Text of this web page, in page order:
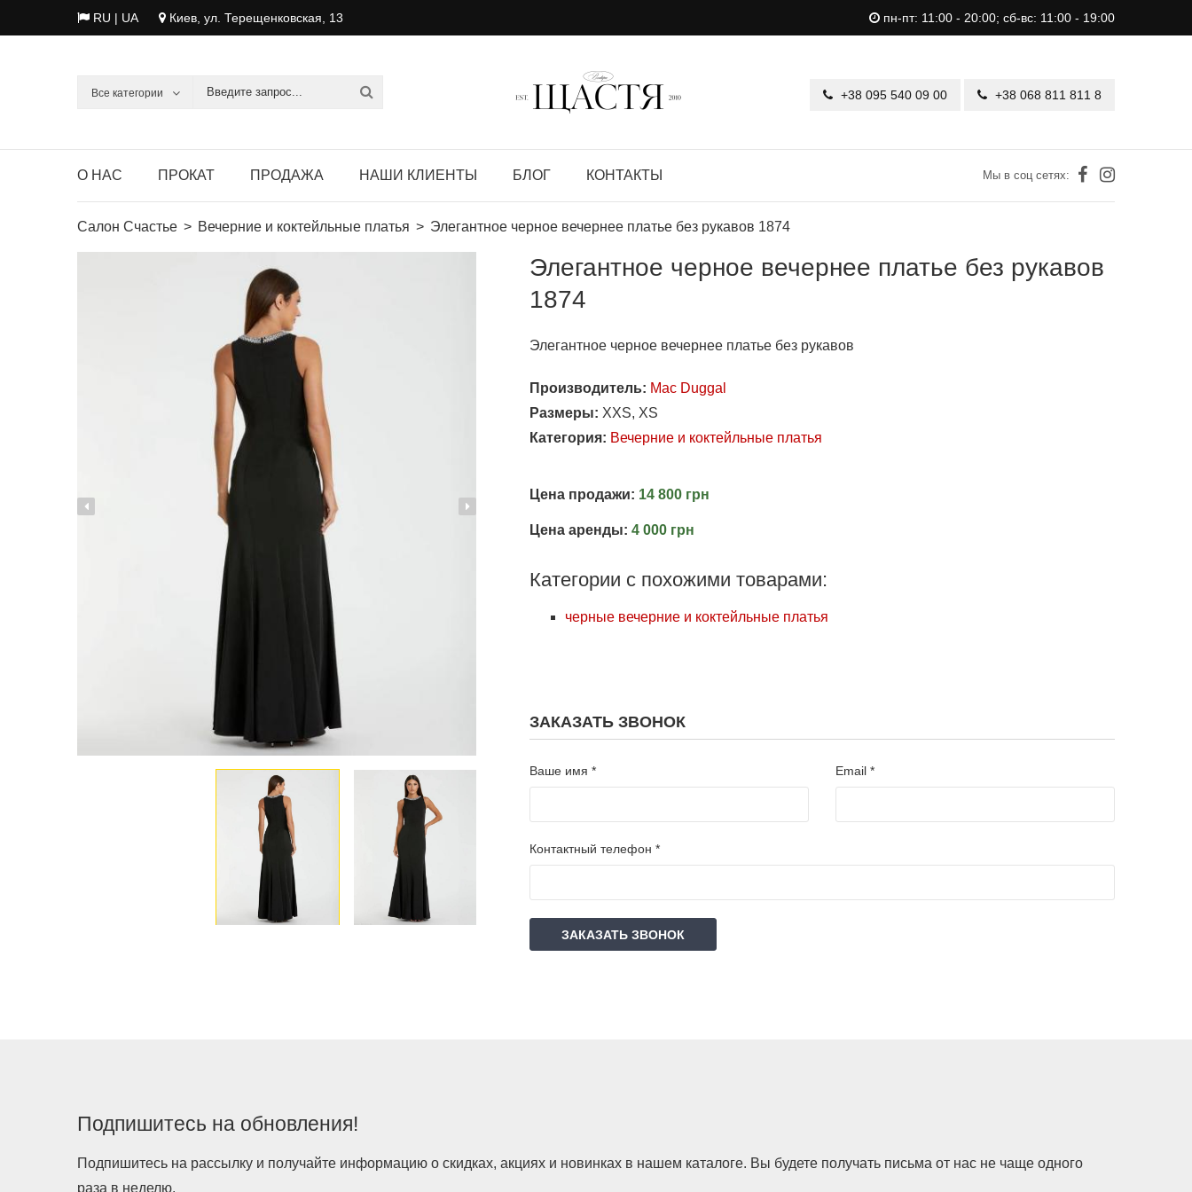
RU | UA Киев, ул. Терещенковская, 13 пн-пт: 11:00 - 20:00; сб-вс: 11:00 - 19:00
Все категории +38 095 540 09 00 +38 068 811 811 8
О НАС ПРОКАТ ПРОДАЖА НАШИ КЛИЕНТЫ БЛОГ КОНТАКТЫ Мы в соц сетях:
Салон Счастье Вечерние и коктейльные платья Элегантное черное вечернее платье без рукавов 1874
Элегантное черное вечернее платье без рукавов
1874
Элегантное черное вечернее платье без рукавов
Производитель: Mac Duggal
Размеры: XXS, XS
Категория: Вечерние и коктейльные платья
Цена продажи: 14 800 грн
Цена аренды: 4 000 грн
Категории с похожими товарами:
черные вечерние и коктейльные платья
ЗАКАЗАТЬ ЗВОНОК
Ваше имя * Email *
Контактный телефон *
ЗАКАЗАТЬ ЗВОНОК
Подпишитесь на обновления!
Подпишитесь на рассылку и получайте информацию о скидках, акциях и новинках в нашем каталоге. Вы будете получать письма от нас не чаще одного
раза в неделю.